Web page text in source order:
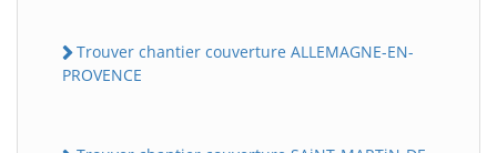
Trouver chantier couverture ALLEMAGNE-EN-
PROVENCE